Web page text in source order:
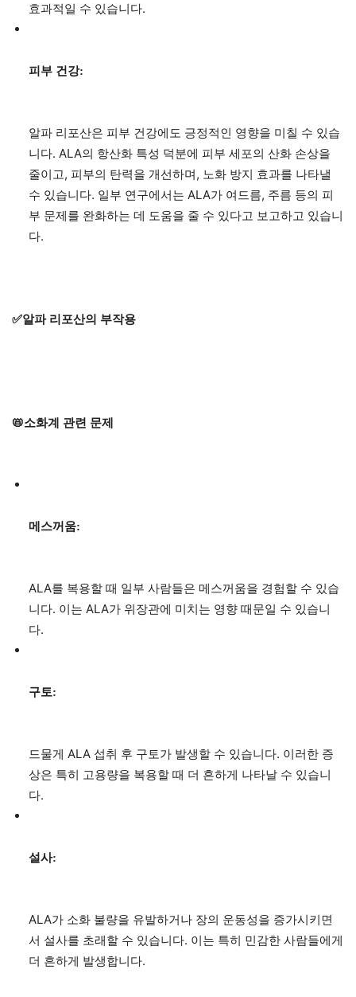
효과적일 수 있습니다.
피부 건강:
알파 리포산은 피부 건강에도 긍정적인 영향을 미칠 수 있습
니다. ALA의 항산화 특성 덕분에 피부 세포의 산화 손상을
줄이고, 피부의 탄력을 개선하며, 노화 방지 효과를 나타낼
수 있습니다. 일부 연구에서는 ALA가 여드름, 주름 등의 피
부 문제를 완화하는 데 도움을 줄 수 있다고 보고하고 있습니
다.
✅알파 리포산의 부작용
📛소화계 관련 문제
메스꺼움:
ALA를 복용할 때 일부 사람들은 메스꺼움을 경험할 수 있습
니다. 이는 ALA가 위장관에 미치는 영향 때문일 수 있습니
다.
구토:
드물게 ALA 섭취 후 구토가 발생할 수 있습니다. 이러한 증
상은 특히 고용량을 복용할 때 더 흔하게 나타날 수 있습니
다.
설사:
ALA가 소화 불량을 유발하거나 장의 운동성을 증가시키면
서 설사를 초래할 수 있습니다. 이는 특히 민감한 사람들에게
더 흔하게 발생합니다.